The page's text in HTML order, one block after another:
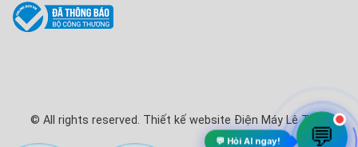
© All rights reserved. Thiết kế website Điện Máy Lê Triều
Xin chào! Em là
💬
💬 Hỏi AI ngay!